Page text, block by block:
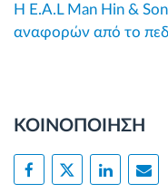
Η E.A.L Man Hin &
αναφορών από το
ΚΟΙΝΟΠΟΙΗΣΗ